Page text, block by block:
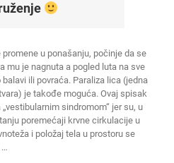
u ponašanju, počinje da se
mu je nagnuta a pogled luta na sve
ili povraća. Paraliza lica (jedna
je takođe moguća. Ovaj spisak
sindromom“ jer su, u
poremećaji krvne cirkulacije u
i položaj tela u prostoru se
…